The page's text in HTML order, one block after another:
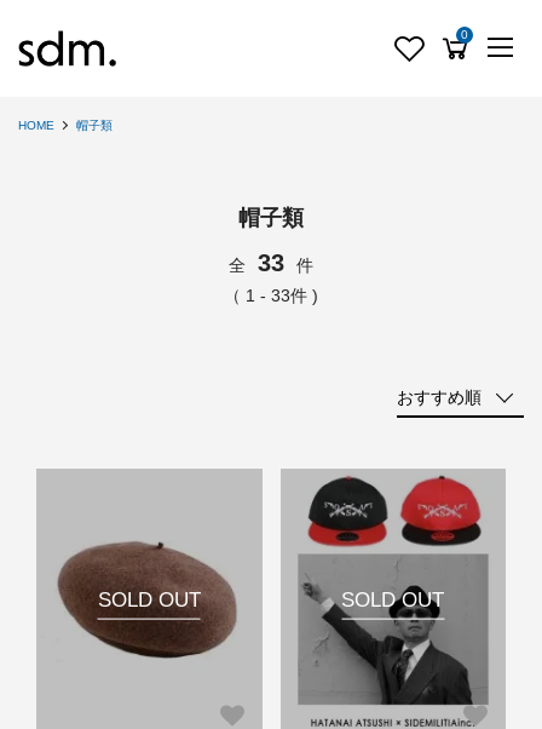
0
HOME 帽子類
帽子類
全 33
件
（ 1 - 33件 )
おすすめ順
SOLD OUT SOLD OUT